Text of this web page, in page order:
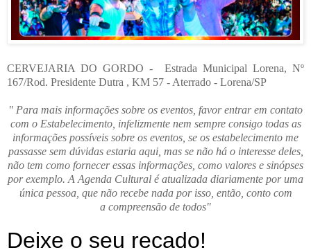
CERVEJARIA DO GORDO - Estrada Municipal Lorena, Nº
167/Rod. Presidente Dutra , KM 57 - Aterrado - Lorena/SP
" Para mais informações sobre os eventos, favor entrar em contato
com o Estabelecimento, infelizmente nem sempre consigo todas as
informações possíveis sobre os eventos, se os estabelecimento me
passasse sem dúvidas estaria aqui, mas se não há o interesse deles,
não tem como fornecer essas informações, como valores e sinópses
por exemplo. A Agenda Cultural é atualizada diariamente por uma
única pessoa, que não recebe nada por isso, então, conto com
a compreensão de todos"